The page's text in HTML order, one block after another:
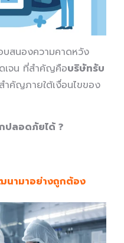
บสนองความคาดหวัง
เจน ที่สำคัญคือบริษัทรับ
ำคัญภายใต้เงื่อนไขของ
กปลอดภัยได้ ?
นามาอย่างถูกต้อง